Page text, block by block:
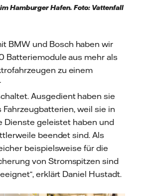
Hamburger Hafen. Foto: Vattenfall
BMW und Bosch haben wir
Batteriemodule aus mehr als
zu einem
Ausgedient haben sie
Fahrzeugbatterien, weil sie in
Dienste geleistet haben und
beendet sind. Als
beispielsweise für die
von Stromspitzen sind
erklärt Daniel Hustadt.